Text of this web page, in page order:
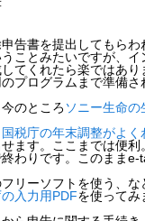
告書を提出してもら
うことみたいですが、
てくれたら楽ではあ
プログラムまで準備さ
のところ ソニー生命
国税庁の年末調整がよく
ます。ここまでは便利
わりです。このまま
リーソフトを使う、
入力用PDFを使ってみ